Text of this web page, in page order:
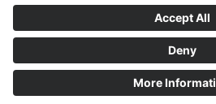
© Renusol Europe GmbH |
Aller au contenu
Mentions légales
Protection des données